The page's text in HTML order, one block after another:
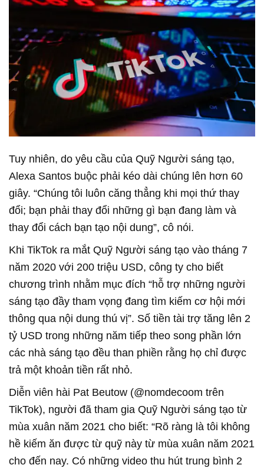
Tuy nhiên, do yêu cầu của Quỹ Người sáng tạo,
Alexa Santos buộc phải kéo dài chúng lên hơn 60
giây. “Chúng tôi luôn căng thẳng khi mọi thứ thay
đổi; bạn phải thay đổi những gì bạn đang làm và
thay đổi cách bạn tạo nội dung”, cô nói.
Khi TikTok ra mắt Quỹ Người sáng tạo vào tháng 7
năm 2020 với 200 triệu USD, công ty cho biết
chương trình nhằm mục đích “hỗ trợ những người
sáng tạo đầy tham vọng đang tìm kiếm cơ hội mới
thông qua nội dung thú vị”. Số tiền tài trợ tăng lên 2
tỷ USD trong những năm tiếp theo song phần lớn
các nhà sáng tạo đều than phiền rằng họ chỉ được
trả một khoản tiền rất nhỏ.
Diễn viên hài Pat Beutow (@nomdecoom trên
TikTok), người đã tham gia Quỹ Người sáng tạo từ
mùa xuân năm 2021 cho biết: “Rõ ràng là tôi không
hề kiếm ăn được từ quỹ này từ mùa xuân năm 2021
cho đến nay. Có những video thu hút trung bình 2